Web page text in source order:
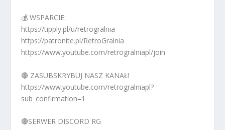
💰 WSPARCIE:
https://tipply.pl/u/retrogralnia
https://patronite.pl/RetroGralnia
https://www.youtube.com/retrogralniapl/join
🔴 ZASUBSKRYBUJ NASZ KANAŁ!
https://www.youtube.com/retrogralniapl?
sub_confirmation=1
🔴SERWER DISCORD RG